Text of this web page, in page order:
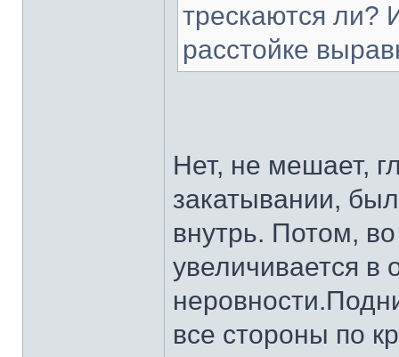
трескаются ли?
расстойке
Нет, не мешает,
закатывании,
внутрь. Потом,
увеличивается в
все стороны по